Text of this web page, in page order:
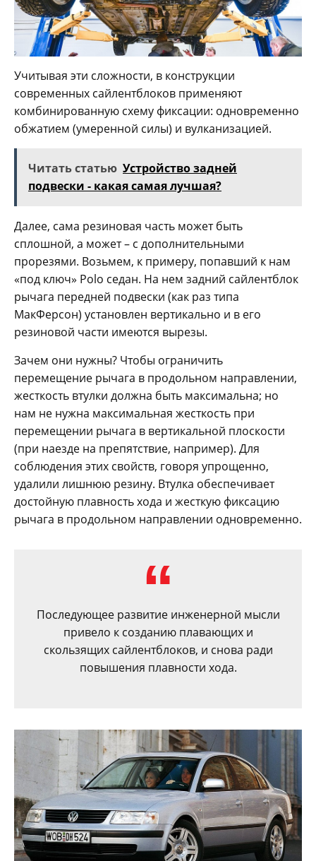
Учитывая эти сложности, в конструкции
современных сайлентблоков применяют
комбинированную схему фиксации: одновременно
обжатием (умеренной силы) и вулканизацией.
Читать статью Устройство задней
подвески - какая самая лучшая?
Далее, сама резиновая часть может быть
сплошной, а может – с дополнительными
прорезями. Возьмем, к примеру, попавший к нам
«под ключ» Polo седан. На нем задний сайлентблок
рычага передней подвески (как раз типа
МакФерсон) установлен вертикально и в его
резиновой части имеются вырезы.
Зачем они нужны? Чтобы ограничить
перемещение рычага в продольном направлении,
жесткость втулки должна быть максимальна; но
нам не нужна максимальная жесткость при
перемещении рычага в вертикальной плоскости
(при наезде на препятствие, например). Для
соблюдения этих свойств, говоря упрощенно,
удалили лишнюю резину. Втулка обеспечивает
достойную плавность хода и жесткую фиксацию
рычага в продольном направлении одновременно.
Последующее развитие инженерной мысли
привело к созданию плавающих и
скользящих сайлентблоков, и снова ради
повышения плавности хода.